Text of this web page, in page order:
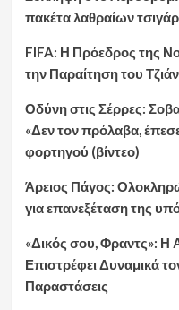
πακέτα λαθραίων
FIFA: Η Πρόεδρος της
την Παραίτηση του
Οδύνη στις Σέρρες:
«Δεν τον πρόλαβα,
φορτηγού (βίντεο)
Άρειος Πάγος:
για επανεξέταση της
«Δικός σου, Φραντς»:
Επιστρέφει Δυναμικά
Παραστάσεις